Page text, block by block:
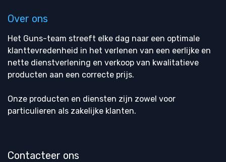
Over ons
Het Guns-team streeft elke dag naar een optimale
klanttevredenheid in het verlenen van een eerlijke en
nette dienstverlening en verkoop van kwalitatieve
producten aan een correcte prijs.
Onze producten en diensten zijn zowel voor
particulieren als zakelijke klanten.
Contacteer ons